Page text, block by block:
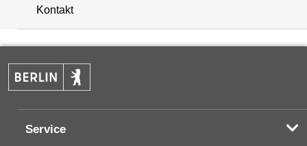
+
−
Kontakt
Service